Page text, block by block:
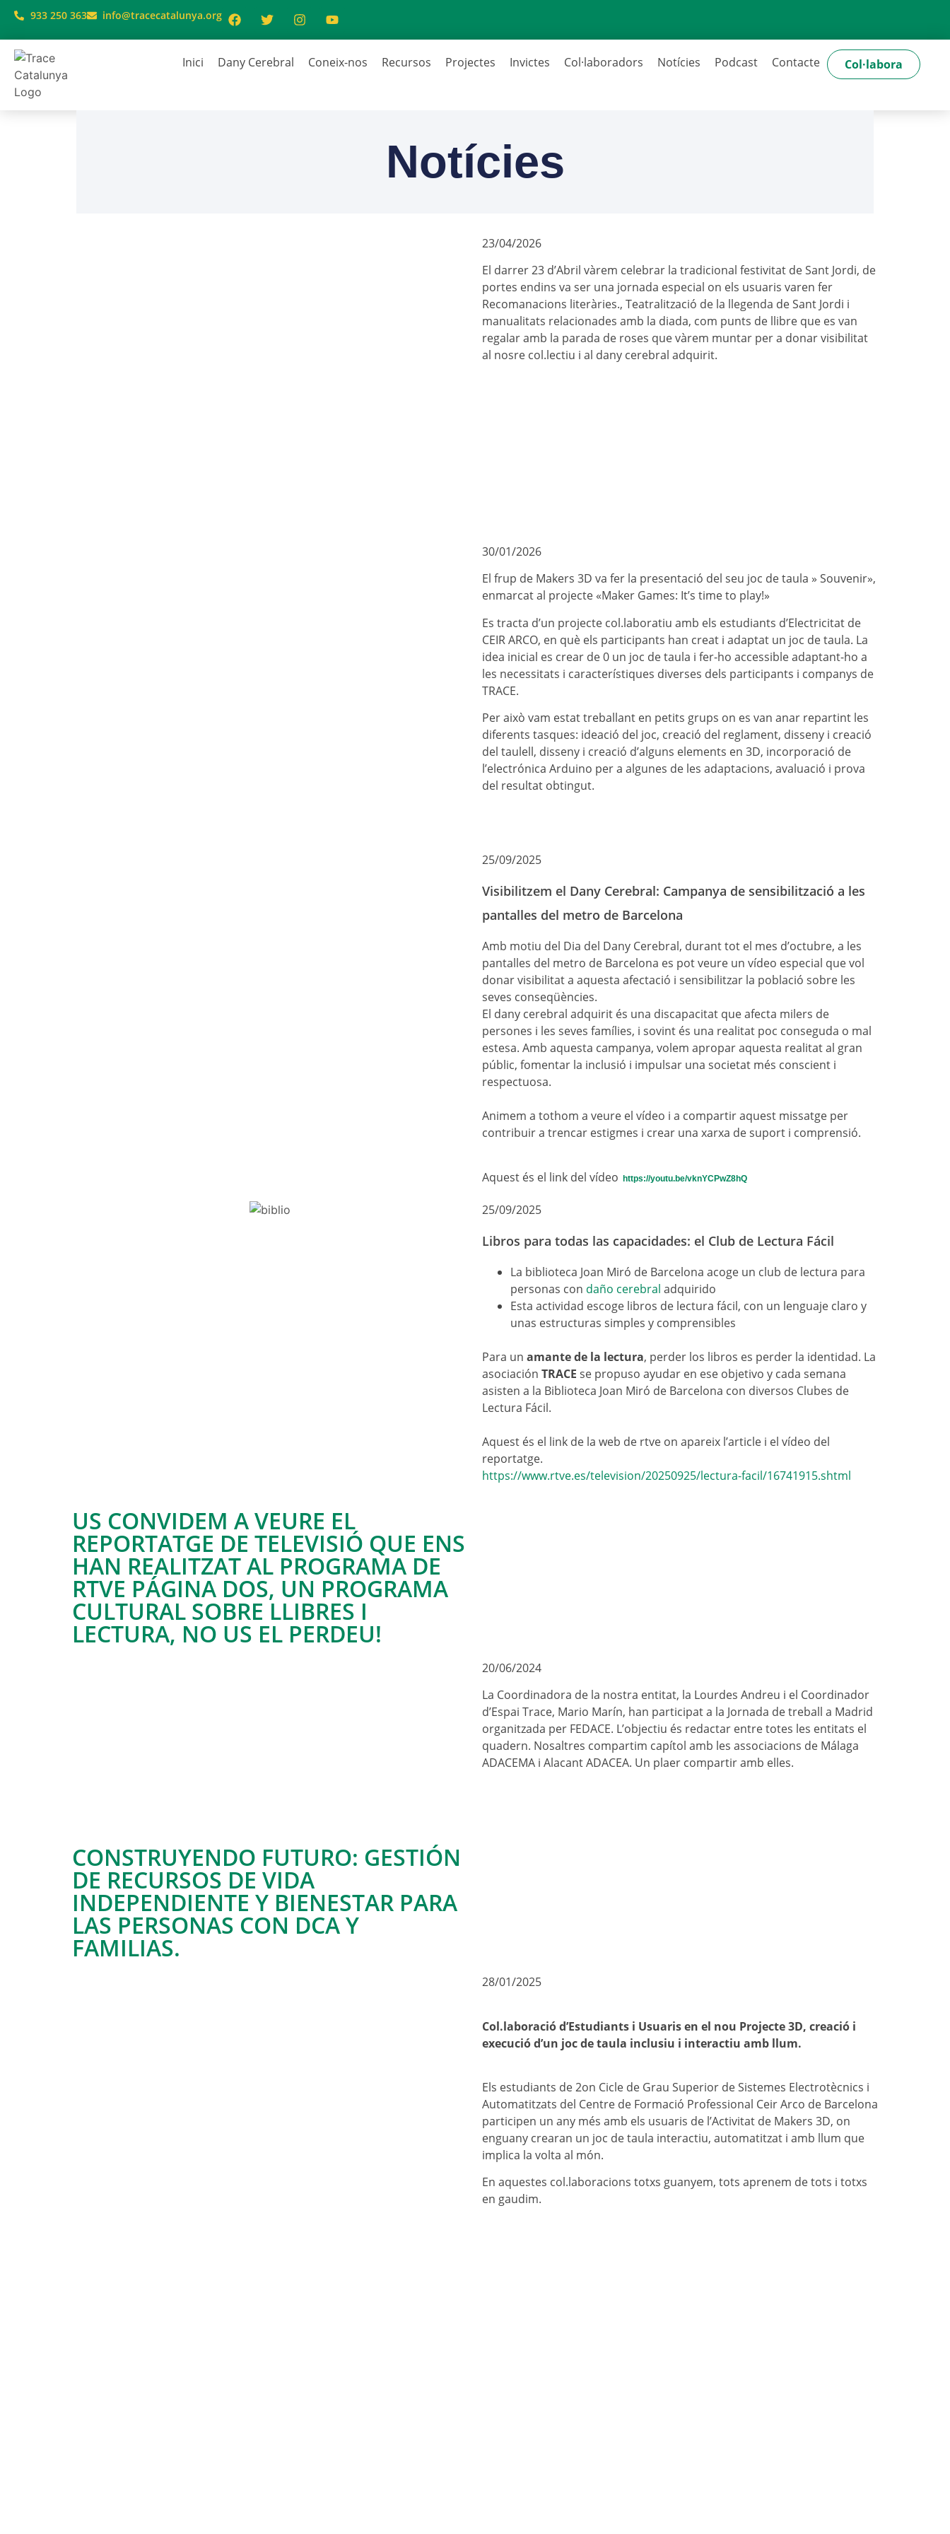
933 250 363 info@tracecatalunya.org
Inici Dany Cerebral Coneix-nos Recursos Projectes Invictes Col·laboradors Notícies Podcast Contacte Col·labora
Notícies
23/04/2026
El darrer 23 d’Abril vàrem celebrar la tradicional festivitat de Sant Jordi, de
portes endins va ser una jornada especial on els usuaris varen fer
Recomanacions literàries., Teatralització de la llegenda de Sant Jordi i
manualitats relacionades amb la diada, com punts de llibre que es van
regalar amb la parada de roses que vàrem muntar per a donar visibilitat
al nosre col.lectiu i al dany cerebral adquirit.
30/01/2026
El frup de Makers 3D va fer la presentació del seu joc de taula » Souvenir»,
enmarcat al projecte «Maker Games: It’s time to play!»
Es tracta d’un projecte col.laboratiu amb els estudiants d’Electricitat de
CEIR ARCO, en què els participants han creat i adaptat un joc de taula. La
idea inicial es crear de 0 un joc de taula i fer-ho accessible adaptant-ho a
les necessitats i característiques diverses dels participants i companys de
TRACE.
Per això vam estat treballant en petits grups on es van anar repartint les
diferents tasques: ideació del joc, creació del reglament, disseny i creació
del taulell, disseny i creació d’alguns elements en 3D, incorporació de
l’electrónica Arduino per a algunes de les adaptacions, avaluació i prova
del resultat obtingut.
25/09/2025
Visibilitzem el Dany Cerebral: Campanya de sensibilització a les
pantalles del metro de Barcelona
Amb motiu del Dia del Dany Cerebral, durant tot el mes d’octubre, a les
pantalles del metro de Barcelona es pot veure un vídeo especial que vol
donar visibilitat a aquesta afectació i sensibilitzar la població sobre les
seves conseqüències.
El dany cerebral adquirit és una discapacitat que afecta milers de
persones i les seves famílies, i sovint és una realitat poc conseguda o mal
estesa. Amb aquesta campanya, volem apropar aquesta realitat al gran
públic, fomentar la inclusió i impulsar una societat més conscient i
respectuosa.
Animem a tothom a veure el vídeo i a compartir aquest missatge per
contribuir a trencar estigmes i crear una xarxa de suport i comprensió.
Aquest és el link del vídeo https://youtu.be/vknYCPwZ8hQ
25/09/2025
Libros para todas las capacidades: el Club de Lectura Fácil
La biblioteca Joan Miró de Barcelona acoge un club de lectura para
personas con daño cerebral adquirido
Esta actividad escoge libros de lectura fácil, con un lenguaje claro y
unas estructuras simples y comprensibles
Para un amante de la lectura, perder los libros es perder la identidad. La
asociación TRACE se propuso ayudar en ese objetivo y cada semana
asisten a la Biblioteca Joan Miró de Barcelona con diversos Clubes de
Lectura Fácil.
Aquest és el link de la web de rtve on apareix l’article i el vídeo del
reportatge.
https://www.rtve.es/television/20250925/lectura-facil/16741915.shtml
US CONVIDEM A VEURE EL
REPORTATGE DE TELEVISIÓ QUE ENS
HAN REALITZAT AL PROGRAMA DE
RTVE PÁGINA DOS, UN PROGRAMA
CULTURAL SOBRE LLIBRES I
LECTURA, NO US EL PERDEU!
20/06/2024
La Coordinadora de la nostra entitat, la Lourdes Andreu i el Coordinador
d’Espai Trace, Mario Marín, han participat a la Jornada de treball a Madrid
organitzada per FEDACE. L’objectiu és redactar entre totes les entitats el
quadern. Nosaltres compartim capítol amb les associacions de Málaga
ADACEMA i Alacant ADACEA. Un plaer compartir amb elles.
CONSTRUYENDO FUTURO: GESTIÓN
DE RECURSOS DE VIDA
INDEPENDIENTE Y BIENESTAR PARA
LAS PERSONAS CON DCA Y
FAMILIAS.
28/01/2025
Col.laboració d’Estudiants i Usuaris en el nou Projecte 3D, creació i
execució d’un joc de taula inclusiu i interactiu amb llum.
Els estudiants de 2on Cicle de Grau Superior de Sistemes Electrotècnics i
Automatitzats del Centre de Formació Professional Ceir Arco de Barcelona
participen un any més amb els usuaris de l’Activitat de Makers 3D, on
enguany crearan un joc de taula interactiu, automatitzat i amb llum que
implica la volta al món.
En aquestes col.laboracions totxs guanyem, tots aprenem de tots i totxs
en gaudim.